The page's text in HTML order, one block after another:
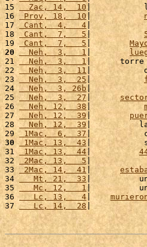
15
  Zac, 14,  10
|
16
Prov, 18,  10|
17 Cant,  4,   4 |
18 Cant,  7,   5 |
19 Cant,  7,   5 |
20
  Neh,  3,   1
|
21
  Neh,  3,   1
|      torre
22
  Neh,  3,  11
|
23
  Neh,  3,  25
|
24
  Neh,  3, 26b
|
25
  Neh,  3,  27
|
26
  Neh, 12,  38
|
27
  Neh, 12,  39
|
28
  Neh, 12,  39
|          la
29 1Mac,  6,  37 |
30
1Mac, 13,  43|
31 1Mac, 13,  44|
32
2Mac, 13,   5
33
2Mac, 14,  41|
34
   Mt, 21,  33
|
35
   Mc, 12,   1
|
36
   Lc, 13,   4
|
37
   Lc, 14,  28
|